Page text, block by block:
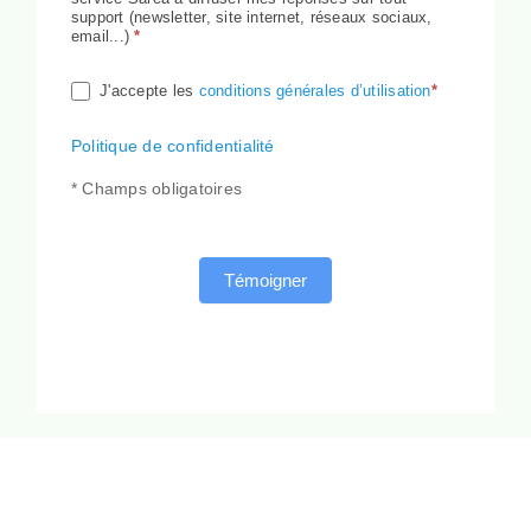
support (newsletter, site internet, réseaux sociaux,
email...)*
J'accepte les conditions générales d’utilisation*
Politique de confidentialité
* Champs obligatoires
Témoigner